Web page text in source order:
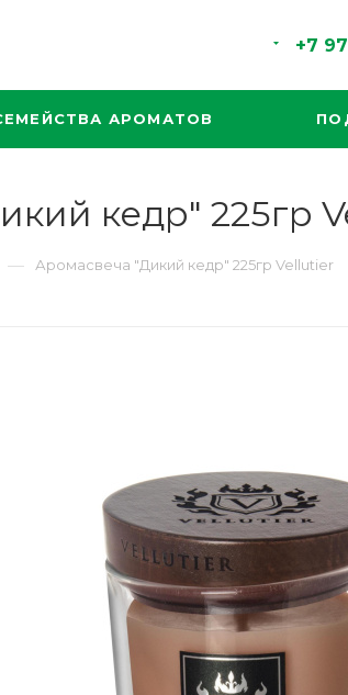
+7
АРОМАТОВ
кедр" 225гр
— Аромасвеча "Дикий кедр" 225гр Vellutier